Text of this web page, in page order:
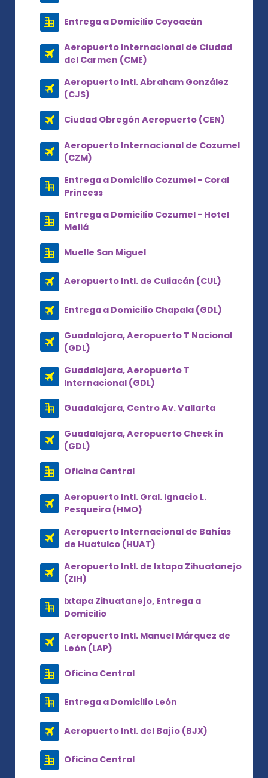
Entrega a Domicilio Coyoacán
Aeropuerto Internacional de Ciudad
del Carmen (CME)
Aeropuerto Intl. Abraham González
(CJS)
Ciudad Obregón Aeropuerto (CEN)
Aeropuerto Internacional de Cozumel
(CZM)
Entrega a Domicilio Cozumel - Coral
Princess
Entrega a Domicilio Cozumel - Hotel
Meliá
Muelle San Miguel
Aeropuerto Intl. de Culiacán (CUL)
Entrega a Domicilio Chapala (GDL)
Guadalajara, Aeropuerto T Nacional
(GDL)
Guadalajara, Aeropuerto T
Internacional (GDL)
Guadalajara, Centro Av. Vallarta
Guadalajara, Aeropuerto Check in
(GDL)
Oficina Central
Aeropuerto Intl. Gral. Ignacio L.
Pesqueira (HMO)
Aeropuerto Internacional de Bahías
de Huatulco (HUAT)
Aeropuerto Intl. de Ixtapa Zihuatanejo
(ZIH)
Ixtapa Zihuatanejo, Entrega a
Domicilio
Aeropuerto Intl. Manuel Márquez de
León (LAP)
Oficina Central
Entrega a Domicilio León
Aeropuerto Intl. del Bajío (BJX)
Oficina Central